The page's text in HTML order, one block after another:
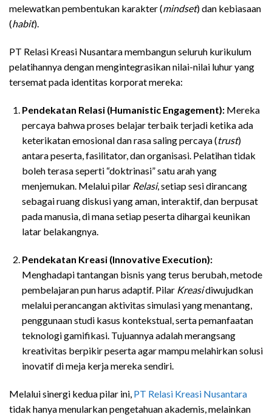
melewatkan pembentukan karakter (mindset) dan kebiasaan
(habit).
PT Relasi Kreasi Nusantara membangun seluruh kurikulum
pelatihannya dengan mengintegrasikan nilai-nilai luhur yang
tersemat pada identitas korporat mereka:
Pendekatan Relasi (Humanistic Engagement):Mereka
percaya bahwa proses belajar terbaik terjadi ketika ada
keterikatan emosional dan rasa saling percaya (trust)
antara peserta, fasilitator, dan organisasi. Pelatihan tidak
boleh terasa seperti “doktrinasi” satu arah yang
menjemukan. Melalui pilar Relasi, setiap sesi dirancang
sebagai ruang diskusi yang aman, interaktif, dan berpusat
pada manusia, di mana setiap peserta dihargai keunikan
latar belakangnya.
Pendekatan Kreasi (Innovative Execution):
Menghadapi tantangan bisnis yang terus berubah, metode
pembelajaran pun harus adaptif. Pilar Kreasidiwujudkan
melalui perancangan aktivitas simulasi yang menantang,
penggunaan studi kasus kontekstual, serta pemanfaatan
teknologi gamifikasi. Tujuannya adalah merangsang
kreativitas berpikir peserta agar mampu melahirkan solusi
inovatif di meja kerja mereka sendiri.
Melalui sinergi kedua pilar ini, PT Relasi Kreasi Nusantara
tidak hanya menularkan pengetahuan akademis, melainkan